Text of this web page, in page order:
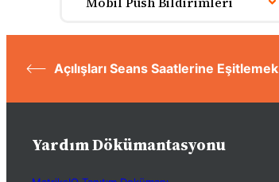
Açılışları Seans Saatlerine Eşitlemek
Yardım Dökümantasyonu